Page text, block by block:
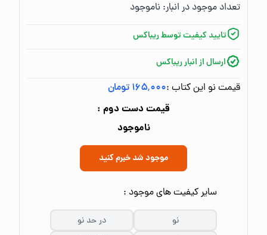
تعداد موجود در انبار:‌ ناموجود
تایید کیفیت توسط ریباکس
ارسال از انبار ریباکس
قیمت نو این کتاب :۱۶۵٬۰۰۰ تومان
قیمت دست دوم :
ناموجود
موجود شد خبرم کنید
سایر کیفیت های موجود :
نو
در حد نو